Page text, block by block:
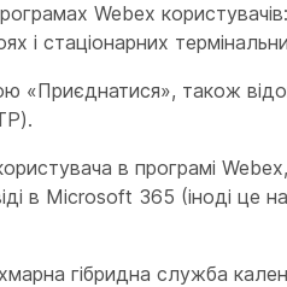
Webex
і стаціонарних
«Приєднатися», також
в програмі
в Microsoft 365 (іноді це
гібридна служба